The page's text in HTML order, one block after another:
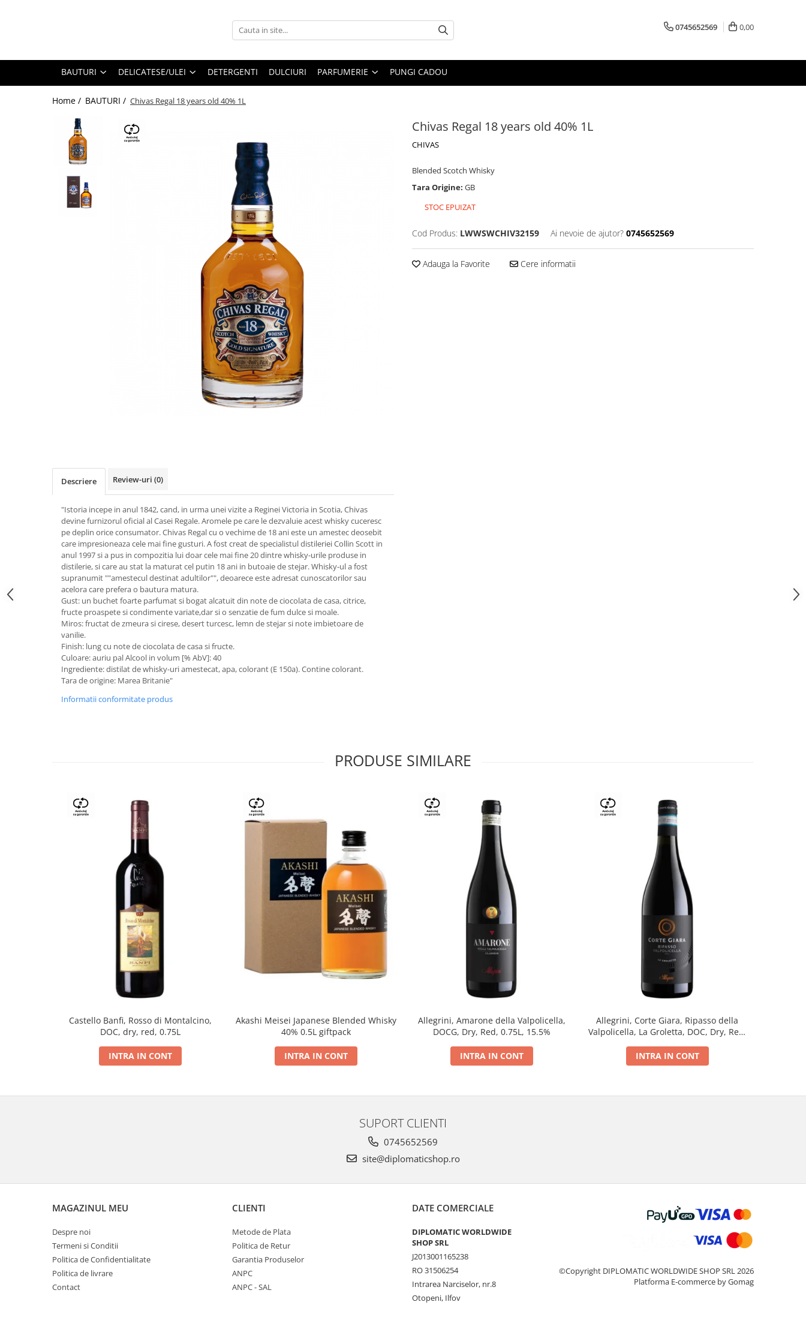
PARFUMURI
0745652569 0,00
BAUTURI DELICATESE/ULEI DETERGENTI DULCIURI PARFUMERIE PUNGI CADOU
Home / BAUTURI / Chivas Regal 18 years old 40% 1L
Chivas Regal 18 years old 40% 1L
CHIVAS
Blended Scotch Whisky
Tara Origine: GB
STOC EPUIZAT
Cod Produs: LWWSWCHIV32159 Ai nevoie de ajutor? 0745652569
Adauga la Favorite Cere informatii
Descriere Review-uri (0)
"Istoria incepe in anul 1842, cand, in urma unei vizite a Reginei Victoria in Scotia, Chivas
devine furnizorul oficial al Casei Regale. Aromele pe care le dezvaluie acest whisky cuceresc
pe deplin orice consumator. Chivas Regal cu o vechime de 18 ani este un amestec deosebit
care impresioneaza cele mai fine gusturi. A fost creat de specialistul distileriei Collin Scott in
anul 1997 si a pus in compozitia lui doar cele mai fine 20 dintre whisky-urile produse in
distilerie, si care au stat la maturat cel putin 18 ani in butoaie de stejar. Whisky-ul a fost
supranumit ""amestecul destinat adultilor"", deoarece este adresat cunoscatorilor sau
acelora care prefera o bautura matura.
Gust: un buchet foarte parfumat si bogat alcatuit din note de ciocolata de casa, citrice,
fructe proaspete si condimente variate,dar si o senzatie de fum dulce si moale.
Miros: fructat de zmeura si cirese, desert turcesc, lemn de stejar si note imbietoare de
vanilie.
Finish: lung cu note de ciocolata de casa si fructe.
Culoare: auriu pal Alcool in volum [% AbV]: 40
Ingrediente: distilat de whisky-uri amestecat, apa, colorant (E 150a). Contine colorant.
Tara de origine: Marea Britanie"
Informatii conformitate produs
PRODUSE SIMILARE
Castello Banfi, Rosso di Montalcino,
DOC, dry, red, 0.75L
INTRA IN CONT
Akashi Meisei Japanese Blended Whisky
40% 0.5L giftpack
INTRA IN CONT
Allegrini, Amarone della Valpolicella,
DOCG, Dry, Red, 0.75L, 15.5%
INTRA IN CONT
Allegrini, Corte Giara, Ripasso della
Valpolicella, La Groletta, DOC, Dry, Red,
INTRA IN CONT
SUPORT CLIENTI
0745652569
site@diplomaticshop.ro
MAGAZINUL MEU
Despre noi
Termeni si Conditii
Politica de Confidentialitate
Politica de livrare
Contact
CLIENTI
Metode de Plata
Politica de Retur
Garantia Produselor
ANPC
ANPC - SAL
DATE COMERCIALE
DIPLOMATIC WORLDWIDE
SHOP SRL
J2013001165238
RO 31506254
Intrarea Narciselor, nr.8
Otopeni, Ilfov
©Copyright DIPLOMATIC WORLDWIDE SHOP SRL 2026
Platforma E-commerce by Gomag